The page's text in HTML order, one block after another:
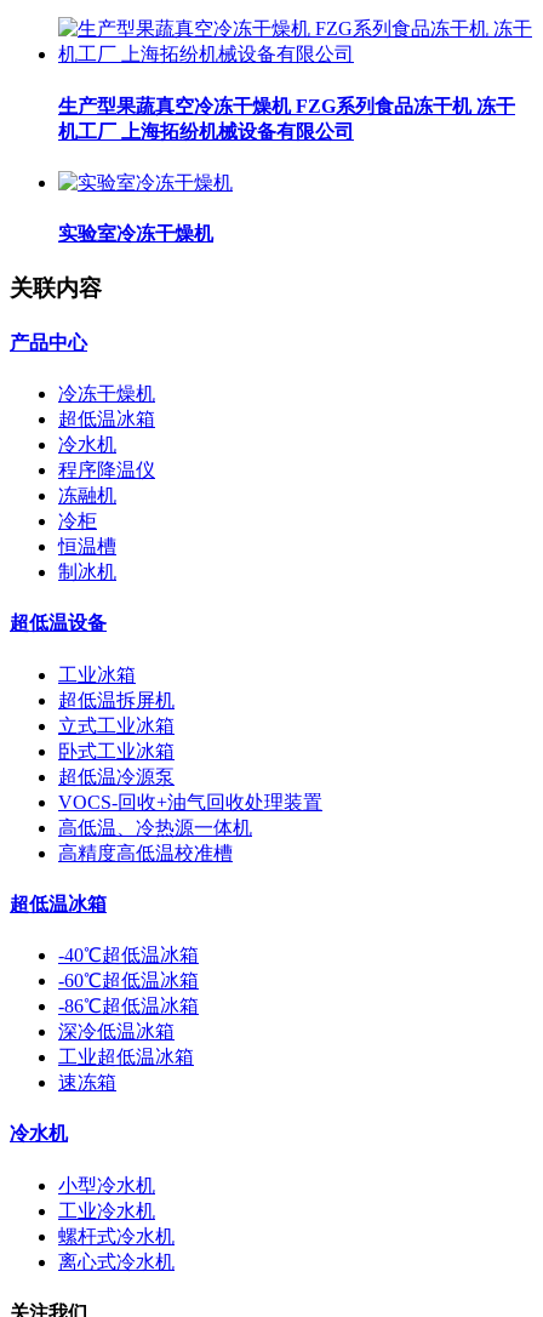
生产型果蔬真空冷冻干燥机 FZG系列食品冻干机 冻干
机工厂 上海拓纷机械设备有限公司
实验室冷冻干燥机
关联内容
产品中心
冷冻干燥机
超低温冰箱
冷水机
程序降温仪
冻融机
冷柜
恒温槽
制冰机
超低温设备
工业冰箱
超低温拆屏机
立式工业冰箱
卧式工业冰箱
超低温冷源泵
VOCS-回收+油气回收处理装置
高低温、冷热源一体机
高精度高低温校准槽
超低温冰箱
-40℃超低温冰箱
-60℃超低温冰箱
-86℃超低温冰箱
深冷低温冰箱
工业超低温冰箱
速冻箱
冷水机
小型冷水机
工业冷水机
螺杆式冷水机
离心式冷水机
关注我们